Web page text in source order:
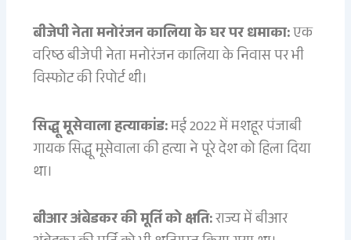
बीजेपी नेता मनोरंजन कालिया के घर पर धमाका:एक
वरिष्ठ बीजेपी नेता मनोरंजन कालिया के निवास पर भी
विस्फोट की रिपोर्ट थी।
सिद्धू मूसेवाला हत्याकांड:मई 2022 में मशहूर पंजाबी
गायक सिद्धू मूसेवाला की हत्या ने पूरे देश को हिला दिया
था।
बीआर अंबेडकर की मूर्ति को क्षति:राज्य में बीआर